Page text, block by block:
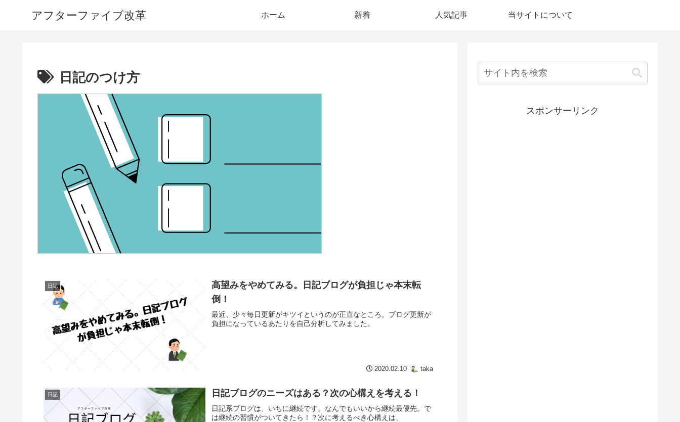
アフターファイブ改革 ホーム 新着 人気記事 当サイトについて
日記のつけ方
日記
高望みをやめてみる。日記ブログが負担じゃ本末転
倒！
最近、少々毎日更新がキツイというのが正直なところ。ブログ更新が
負担になっているあたりを自己分析してみました。
2020.02.10 taka
日記 日記ブログのニーズはある？次の心構えを考える！
日記系ブログは、いちに継続です。なんでもいいから継続最優先。で
は継続の習慣がついてきたら！？次に考えるべき心構えは、
スポンサーリンク